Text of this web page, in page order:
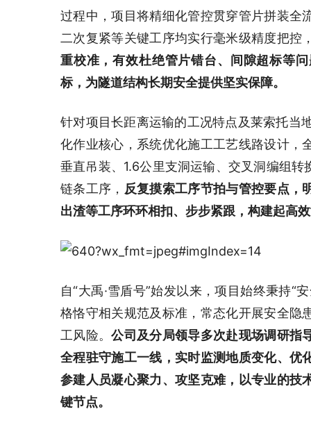
过程中，项目将精细化管控贯穿管片拼装全
二次复紧等关键工序均实行毫米级精度把控
重校准，有效杜绝管片错台、间隙超标等
标，为隧道结构长期安全提供坚实保障。
针对项目长距离运输的工况特点及莱索托当
化作业核心，系统优化施工工艺线路设计，
垂直吊装、1.6公里支洞运输、交叉洞编组
链条工序， 反复摸索工序节拍与管控要点，
出渣等工序环环相扣、步步紧跟，构建起高
自“大禹·雪盾号”始发以来，项目始终秉持“
格恪守相关规范及标准，常态化开展安全隐
工风险。公司及分局领导多次赴现场调研指
全程驻守施工一线，实时监测地质变化、优
参建人员凝心聚力、攻坚克难，以专业的技
键节点。